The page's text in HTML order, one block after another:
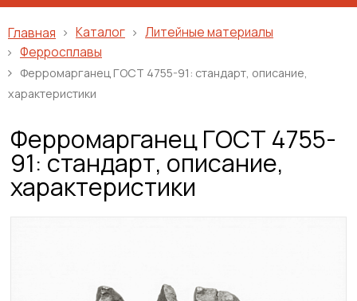
Главная Каталог
Литейные материалы
Ферросплавы
Ферромарганец ГОСТ 4755-91: стандарт, описание,
характеристики
Ферромарганец ГОСТ 4755-
91: стандарт, описание,
характеристики